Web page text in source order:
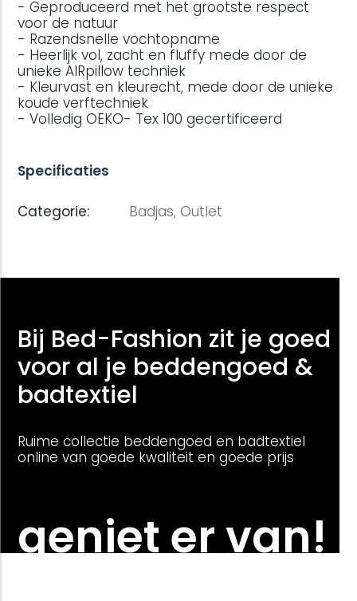
- Geproduceerd met het grootste respect
voor de natuur
- Razendsnelle vochtopname
- Heerlijk vol, zacht en fluffy mede door de
unieke AIRpillow techniek
- Kleurvast en kleurecht, mede door de unieke
koude verftechniek
- Volledig OEKO- Tex 100 gecertificeerd
Specificaties
Categorie: Badjas,Outlet
Bij Bed-Fashion zit je goed
voor al je beddengoed &
badtextiel
Ruime collectie beddengoed en badtextiel
online van goede kwaliteit en goede prijs
geniet er van!